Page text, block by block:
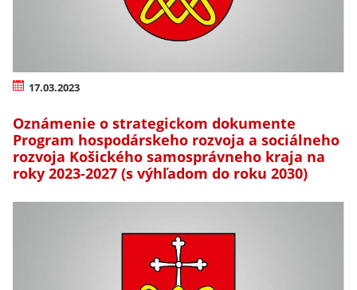
17.03.2023
Oznámenie o strategickom dokumente
Program hospodárskeho rozvoja a sociálneho
rozvoja Košického samosprávneho kraja na
roky 2023-2027 (s výhľadom do roku 2030)